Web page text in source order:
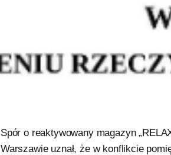
Spór o reaktywowany magazyn
Warszawie uznał, że w konflikcie